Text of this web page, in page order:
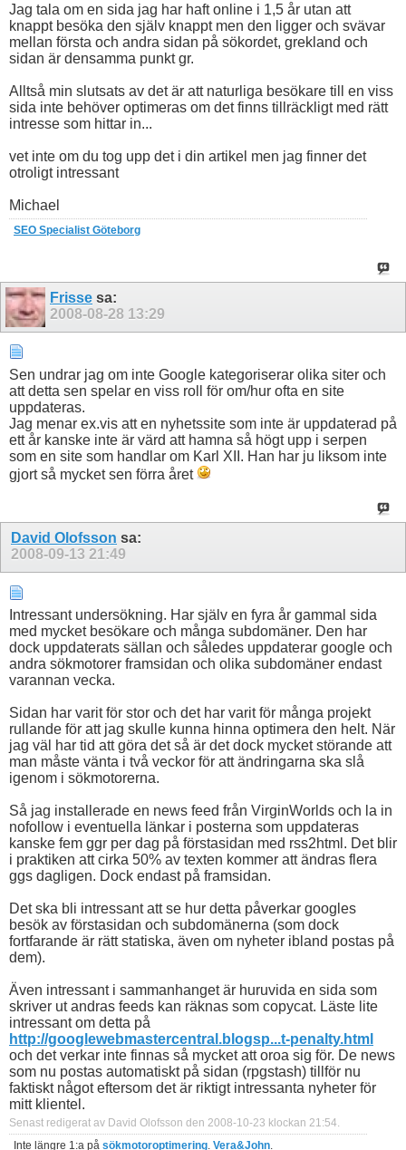
Jag tala om en sida jag har haft online i 1,5 år utan att
knappt besöka den själv knappt men den ligger och svävar
mellan första och andra sidan på sökordet, grekland och
sidan är densamma punkt gr.
Alltså min slutsats av det är att naturliga besökare till en viss
sida inte behöver optimeras om det finns tillräckligt med rätt
intresse som hittar in...
vet inte om du tog upp det i din artikel men jag finner det
otroligt intressant
Michael
SEO Specialist Göteborg
Frisse sa:
2008-08-28 13:29
Sen undrar jag om inte Google kategoriserar olika siter och
att detta sen spelar en viss roll för om/hur ofta en site
uppdateras.
Jag menar ex.vis att en nyhetssite som inte är uppdaterad på
ett år kanske inte är värd att hamna så högt upp i serpen
som en site som handlar om Karl XII. Han har ju liksom inte
gjort så mycket sen förra året
David Olofsson sa:
2008-09-13 21:49
Intressant undersökning. Har själv en fyra år gammal sida
med mycket besökare och många subdomäner. Den har
dock uppdaterats sällan och således uppdaterar google och
andra sökmotorer framsidan och olika subdomäner endast
varannan vecka.
Sidan har varit för stor och det har varit för många projekt
rullande för att jag skulle kunna hinna optimera den helt. När
jag väl har tid att göra det så är det dock mycket störande att
man måste vänta i två veckor för att ändringarna ska slå
igenom i sökmotorerna.
Så jag installerade en news feed från VirginWorlds och la in
nofollow i eventuella länkar i posterna som uppdateras
kanske fem ggr per dag på förstasidan med rss2html. Det blir
i praktiken att cirka 50% av texten kommer att ändras flera
ggs dagligen. Dock endast på framsidan.
Det ska bli intressant att se hur detta påverkar googles
besök av förstasidan och subdomänerna (som dock
fortfarande är rätt statiska, även om nyheter ibland postas på
dem).
Även intressant i sammanhanget är huruvida en sida som
skriver ut andras feeds kan räknas som copycat. Läste lite
intressant om detta på
http://googlewebmastercentral.blogsp...t-penalty.html
och det verkar inte finnas så mycket att oroa sig för. De news
som nu postas automatiskt på sidan (rpgstash) tillför nu
faktiskt något eftersom det är riktigt intressanta nyheter för
mitt klientel.
Senast redigerat av David Olofsson den 2008-10-23 klockan 21:54
Inte längre 1:a på sökmotoroptimering Vera&John